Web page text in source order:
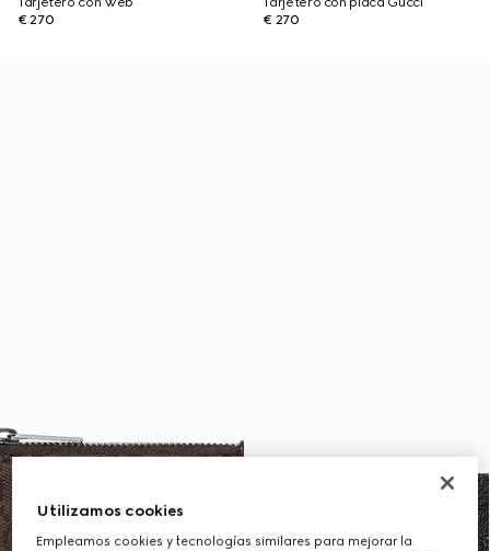
€ 270
€ 270
Utilizamos cookies
Empleamos cookies y tecnologías similares para mejorar la